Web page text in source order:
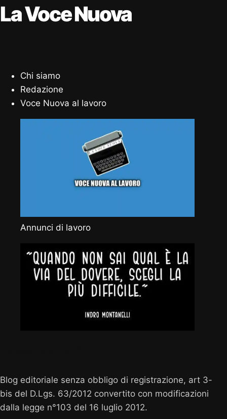
La Voce Nuova
Chi siamo
Redazione
Voce Nuova al lavoro
Annunci di lavoro
Blog editoriale senza obbligo di registrazione, art 3-
bis del D.Lgs. 63/2012 convertito con modificazioni
dalla legge n°103 del 16 luglio 2012.